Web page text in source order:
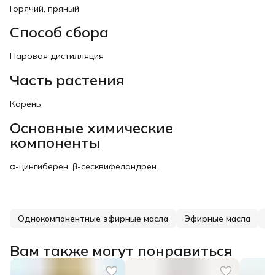
Горячий, пряный
Способ сбора
Паровая дистилляция
Часть растения
Корень
Основные химические
компоненты
α-цингиберен, β-сесквифеландрен.
Однокомпонентные эфирные масла Эфирные масла
Вам также могут понравиться